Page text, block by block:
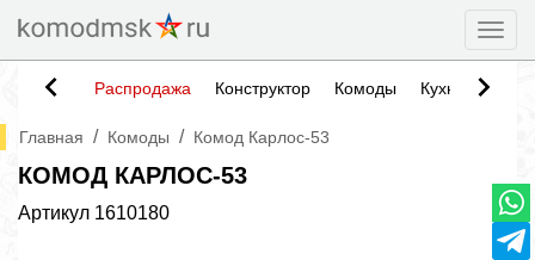
Распродажа Конструктор Комоды Кухни
Главная / Комоды / Комод Карлос-53
КОМОД КАРЛОС-53
Артикул 1610180